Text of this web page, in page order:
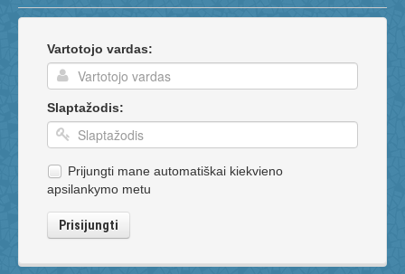
Vartotojo vardas:
Slaptažodis:
Prijungti mane automatiškai kiekvieno
apsilankymo metu
Prisijungti